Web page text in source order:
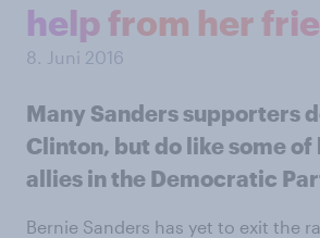
help from her
8. Juni 2016
Many Sanders supporters
Clinton, but do like some
allies in the Democratic
Bernie Sanders has yet to exit the